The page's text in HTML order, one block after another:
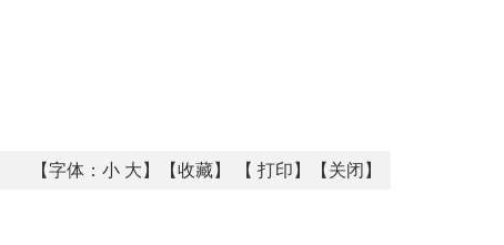
【字体： 小 大 】【收藏】 【 打印 】【 关闭 】